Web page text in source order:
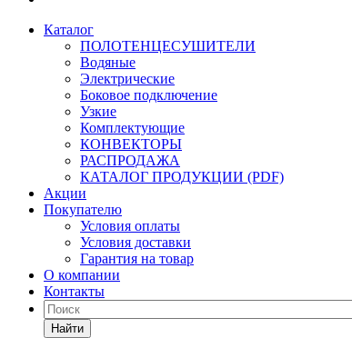
Каталог
ПОЛОТЕНЦЕСУШИТЕЛИ
Водяные
Электрические
Боковое подключение
Узкие
Комплектующие
КОНВЕКТОРЫ
РАСПРОДАЖА
КАТАЛОГ ПРОДУКЦИИ (PDF)
Акции
Покупателю
Условия оплаты
Условия доставки
Гарантия на товар
О компании
Контакты
Найти